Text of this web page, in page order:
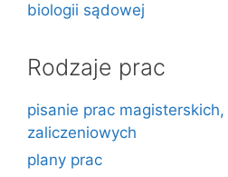
biologii sądowej
Rodzaje prac
pisanie prac
zaliczeniowych
plany prac